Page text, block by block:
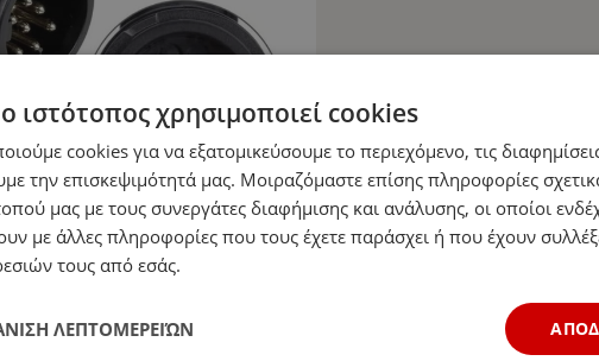
ιστότοπος χρησιμοποιεί cookies
cookies για να εξατομικεύσουμε το περιεχόμενο, τις
την επισκεψιμότητά μας. Μοιραζόμαστε επίσης πληροφορίες
μας με τους συνεργάτες διαφήμισης και ανάλυσης, οι οποίοι
με άλλες πληροφορίες που τους έχετε παράσχει ή που έχουν
τους από εσάς.
ΛΕΠΤΟΜΕΡΕΙΏΝ